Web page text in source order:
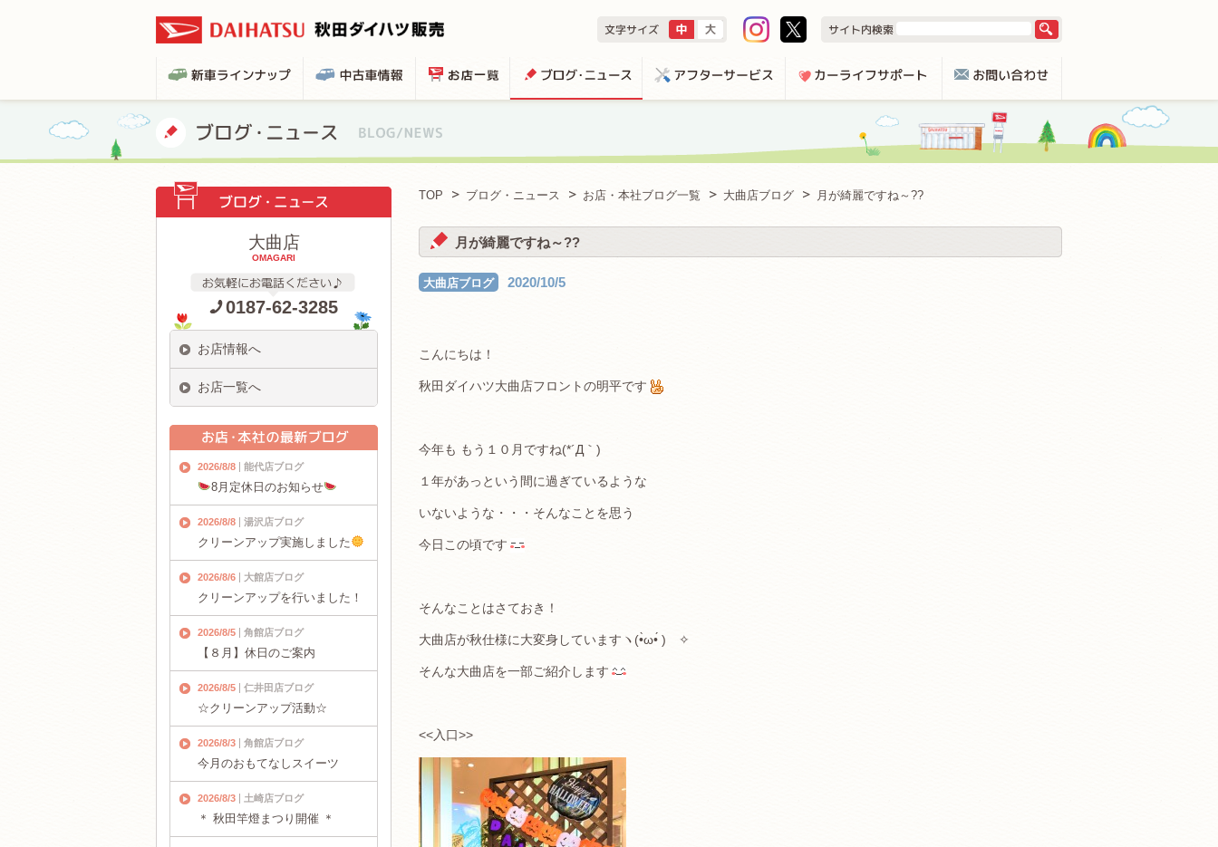
TOP ブログ・ニュース お店・本社ブログ一覧 大曲店ブログ 月が綺麗ですね～??
月が綺麗ですね～??
大曲店ブログ 2020/10/5
こんにちは！
秋田ダイハツ大曲店フロントの明平です
今年も もう１０月ですね(*´Д｀)
１年があっという間に過ぎているような
いないような・・・そんなことを思う
今日この頃です
そんなことはさておき！
大曲店が秋仕様に大変身していますヽ(•̀ω•́ )ゝ✧
そんな大曲店を一部ご紹介します
<<入口>>
大曲店
OMAGARI
0187-62-3285
お店情報へ
お店一覧へ
2026/8/8 能代店ブログ
8月定休日のお知らせ
2026/8/8 湯沢店ブログ
クリーンアップ実施しました
2026/8/6 大館店ブログ
クリーンアップを行いました！
2026/8/5 角館店ブログ
【８月】休日のご案内
2026/8/5 仁井田店ブログ
☆クリーンアップ活動☆
2026/8/3 角館店ブログ
今月のおもてなしスイーツ
2026/8/3 土崎店ブログ
＊ 秋田竿燈まつり開催 ＊